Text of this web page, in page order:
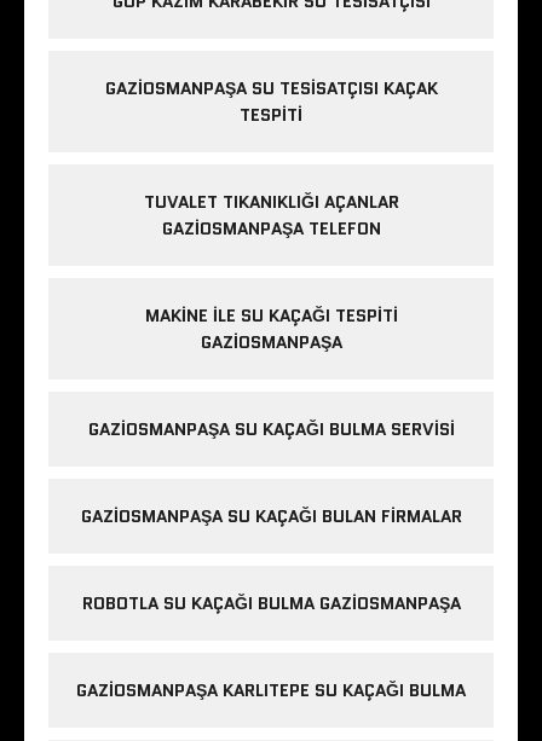
GAZIOSMANPAŞA SU TESISATÇISI KAÇAK
TESPITI
TUVALET TIKANIKLIĞI AÇANLAR
GAZIOSMANPAŞA TELEFON
MAKINE ILE SU KAÇAĞI TESPITI
GAZIOSMANPAŞA
GAZIOSMANPAŞA SU KAÇAĞI BULMA SERVISI
GAZIOSMANPAŞA SU KAÇAĞI BULAN FIRMALAR
ROBOTLA SU KAÇAĞI BULMA GAZIOSMANPAŞA
GAZIOSMANPAŞA KARLITEPE SU KAÇAĞI BULMA